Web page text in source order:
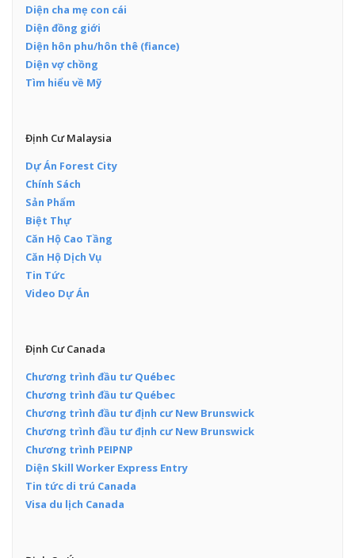
Diện cha mẹ con cái
Diện đồng giới
Diện hôn phu/hôn thê (fiance)
Diện vợ chồng
Tìm hiểu về Mỹ
Định Cư Malaysia
Dự Án Forest City
Chính Sách
Sản Phẩm
Biệt Thự
Căn Hộ Cao Tầng
Căn Hộ Dịch Vụ
Tin Tức
Video Dự Án
Định Cư Canada
Chương trình đầu tư Québec
Chương trình đầu tư Québec
Chương trình đầu tư định cư New Brunswick
Chương trình đầu tư định cư New Brunswick
Chương trình PEIPNP
Diện Skill Worker Express Entry
Tin tức di trú Canada
Visa du lịch Canada